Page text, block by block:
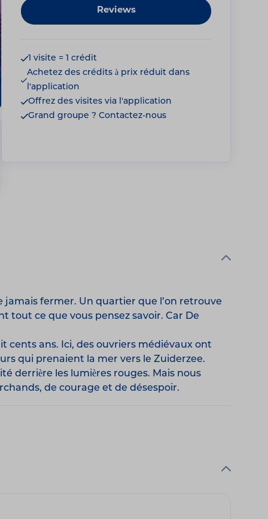
Reviews
1 visite = 1 crédit
Achetez des crédits à prix réduit dans
l'application
Offrez des visites via l'application
Grand groupe ? Contactez-nous
fermer. Un quartier que l’on retrouve
tout ce que vous pensez savoir. Car De
cents ans. Ici, des ouvriers médiévaux ont
qui prenaient la mer vers le Zuiderzee.
derrière les lumières rouges. Mais nous
de courage et de désespoir.